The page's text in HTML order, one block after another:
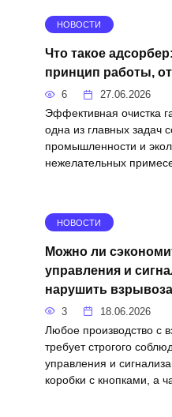
НОВОСТИ
Что такое
принцип работы,
6 27.06.2026
Эффективная очистка
одна из главных задач
промышленности и
нежелательных
НОВОСТИ
Можно ли
управления и
нарушить
3 18.06.2026
Любое производство с
требует строгого
управления и
коробки с кнопками, а